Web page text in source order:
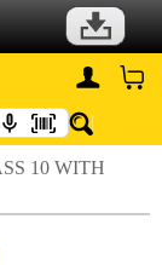
10 WITH